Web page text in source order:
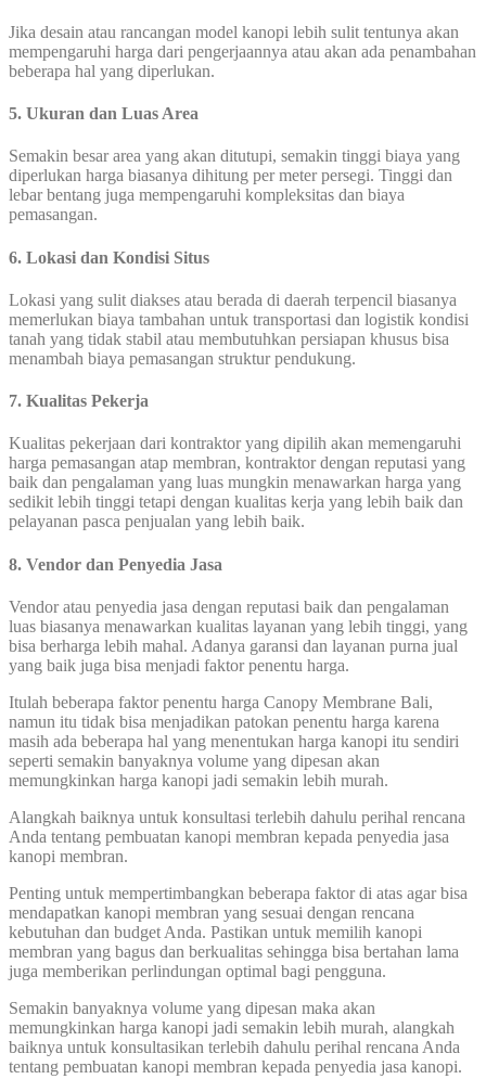
Jika desain atau rancangan model kanopi lebih sulit tentunya akan
mempengaruhi harga dari pengerjaannya atau akan ada penambahan
beberapa hal yang diperlukan.
5. Ukuran dan Luas Area
Semakin besar area yang akan ditutupi, semakin tinggi biaya yang
diperlukan harga biasanya dihitung per meter persegi. Tinggi dan
lebar bentang juga mempengaruhi kompleksitas dan biaya
pemasangan.
6. Lokasi dan Kondisi Situs
Lokasi yang sulit diakses atau berada di daerah terpencil biasanya
memerlukan biaya tambahan untuk transportasi dan logistik kondisi
tanah yang tidak stabil atau membutuhkan persiapan khusus bisa
menambah biaya pemasangan struktur pendukung.
7. Kualitas Pekerja
Kualitas pekerjaan dari kontraktor yang dipilih akan memengaruhi
harga pemasangan atap membran, kontraktor dengan reputasi yang
baik dan pengalaman yang luas mungkin menawarkan harga yang
sedikit lebih tinggi tetapi dengan kualitas kerja yang lebih baik dan
pelayanan pasca penjualan yang lebih baik.
8. Vendor dan Penyedia Jasa
Vendor atau penyedia jasa dengan reputasi baik dan pengalaman
luas biasanya menawarkan kualitas layanan yang lebih tinggi, yang
bisa berharga lebih mahal. Adanya garansi dan layanan purna jual
yang baik juga bisa menjadi faktor penentu harga.
Itulah beberapa faktor penentu harga Canopy Membrane Bali,
namun itu tidak bisa menjadikan patokan penentu harga karena
masih ada beberapa hal yang menentukan harga kanopi itu sendiri
seperti semakin banyaknya volume yang dipesan akan
memungkinkan harga kanopi jadi semakin lebih murah.
Alangkah baiknya untuk konsultasi terlebih dahulu perihal rencana
Anda tentang pembuatan kanopi membran kepada penyedia jasa
kanopi membran.
Penting untuk mempertimbangkan beberapa faktor di atas agar bisa
mendapatkan kanopi membran yang sesuai dengan rencana
kebutuhan dan budget Anda. Pastikan untuk memilih kanopi
membran yang bagus dan berkualitas sehingga bisa bertahan lama
juga memberikan perlindungan optimal bagi pengguna.
Semakin banyaknya volume yang dipesan maka akan
memungkinkan harga kanopi jadi semakin lebih murah, alangkah
baiknya untuk konsultasikan terlebih dahulu perihal rencana Anda
tentang pembuatan kanopi membran kepada penyedia jasa kanopi.